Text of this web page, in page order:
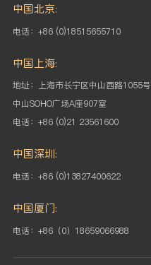
中国北京:
电话：+86 (0)18515655710
中国上海:
地址：上海市长宁区中山西路1055号
中山SOHO广场A座907室
电话：+86 (0)21 23561600
中国深圳:
电话：+86 (0)13827400622
中国厦门:
电话：+86（0）18659066988